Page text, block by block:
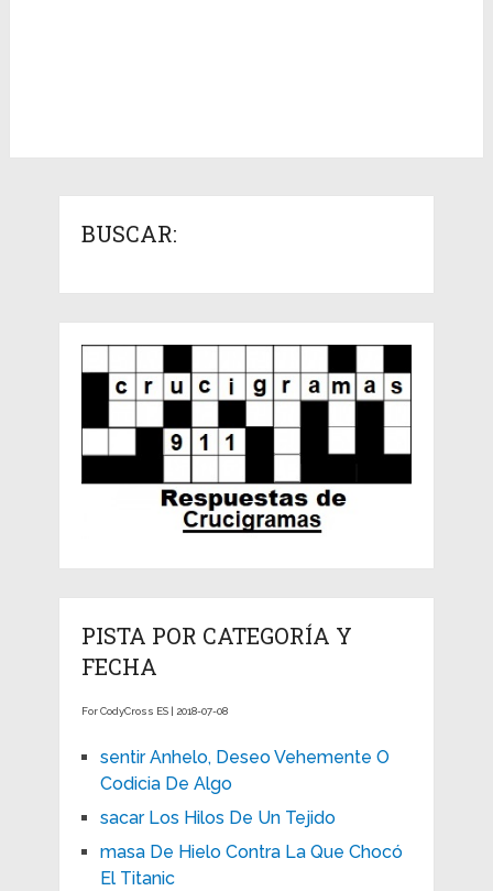
BUSCAR:
PISTA POR CATEGORÍA Y
FECHA
For CodyCross ES | 2018-07-08
sentir Anhelo, Deseo Vehemente O
Codicia De Algo
sacar Los Hilos De Un Tejido
masa De Hielo Contra La Que Chocó
El Titanic